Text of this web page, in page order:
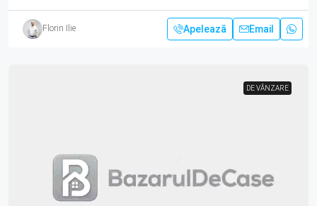
Florin Ilie Apelează Email
DE VÂNZARE
DE VÂNZARE